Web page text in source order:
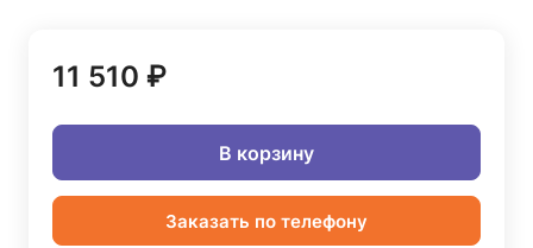
11 510 ₽
В корзину
Заказать по телефону